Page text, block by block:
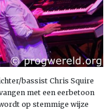
bassist Chris Squire
met een eerbetoon
op stemmige wijze